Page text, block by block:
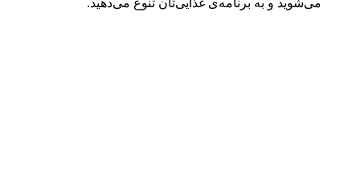
می‌شوید و به برنامه‌ی غذایی‌تان تنوع می‌دهید.